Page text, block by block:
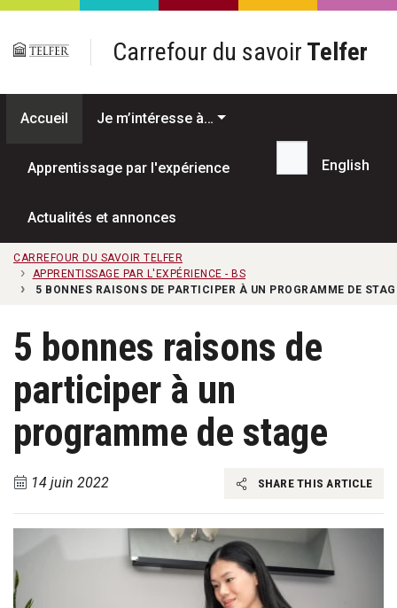
Passer au contenu principal
Carrefour du savoir Telfer
Accueil Je m’intéresse à…
Apprentissage par l'expérience
Actualités et annonces
Recherche...
English
CARREFOUR DU SAVOIR TELFER
APPRENTISSAGE PAR L'EXPÉRIENCE - BS
5 BONNES RAISONS DE PARTICIPER À UN PROGRAMME DE
5 bonnes raisons de
participer à un
programme de stage
14 juin 2022 SHARE THIS ARTICLE